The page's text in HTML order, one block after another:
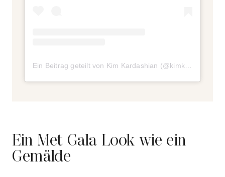
Ein Met Gala Look wie ein
Gemälde